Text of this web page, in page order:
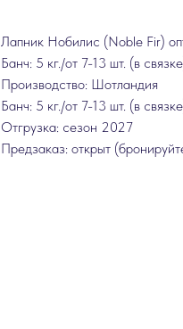
Лапник Нобилис (Noble Fir)
Банч: 5 кг./от 7-13 шт. (в
Производство: Шотландия
Банч: 5 кг./от 7-13 шт. (в
Отгрузка: сезон 2027
Предзаказ: открыт